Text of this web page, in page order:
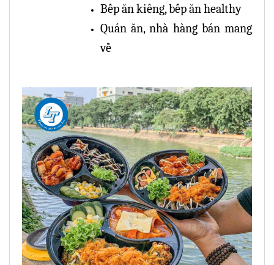
Bếp ăn kiêng, bếp ăn healthy
Quán ăn, nhà hàng bán mang
về